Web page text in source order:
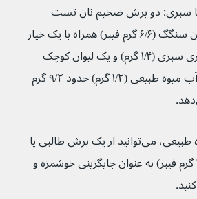
یا سبزی: دو برش ضخیم نان تست
سبوس دار یا نان سنگگ (۶/۶ گرم فیبر) همراه با یک خیار
متوسط و مقداری سبزی (۱/۴ گرم) و یک لیوان کوچک
(۱۵۰ میلی لیتر) آب میوه طبیعی (۱/۲ گرم) حدود ۹/۲ گرم
به جای آب میوه طبیعی، می‌توانید از یک برش طالبی یا
خربزه (حدود ۱/۵ گرم فیبر) به عنوان جایگزینی خوشمزه و